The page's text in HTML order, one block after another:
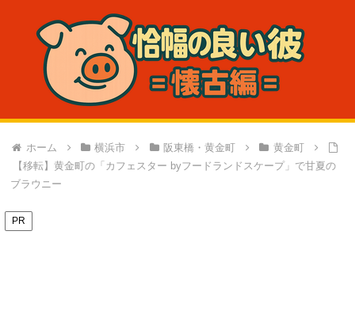
ホーム 横浜市 阪東橋・黄金町
黄金町
【移転】黄金町の「カフェスター byフードランドスケープ」で甘夏の
ブラウニー
PR